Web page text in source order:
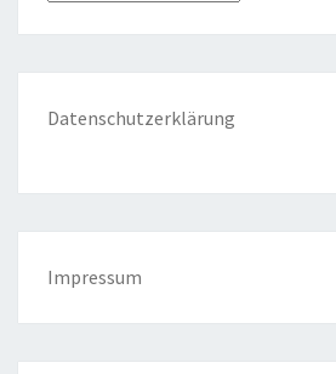
Datenschutzerklärung
Impressum